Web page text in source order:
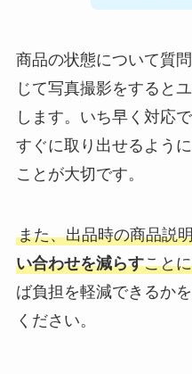
商品の状態について質
じて写真撮影をすると
します。いち早く対応
すぐに取り出せるよう
ことが大切です。
また、出品時の商品説
い合わせを減らすこと
ば負担を軽減できるか
ください。